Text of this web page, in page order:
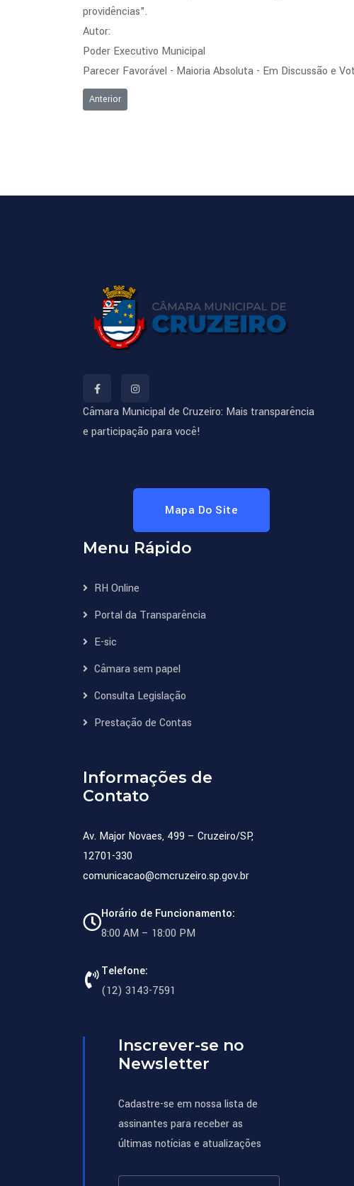
providências".
Autor:
Poder Executivo Municipal
Parecer Favorável - Maioria Absoluta - Em Discussão e
Artigo anterior: Ordem do Dia - 03/11/2021
Anterior
Câmara Municipal de Cruzeiro: Mais transparência
e participação para você!
Mapa Do Site
Menu Rápido
RH Online
Portal da Transparência
E-sic
Câmara sem papel
Consulta Legislação
Prestação de Contas
Informações de
Contato
Av. Major Novaes, 499 – Cruzeiro/SP,
12701-330
comunicacao@cmcruzeiro.sp.gov.br
Horário de Funcionamento:
8:00 AM – 18:00 PM
Telefone:
(12) 3143-7591
Inscrever-se no
Newsletter
Cadastre-se em nossa lista de
assinantes para receber as
últimas notícias e atualizações